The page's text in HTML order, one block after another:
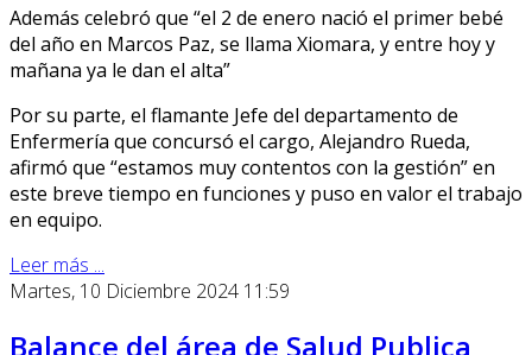
Además celebró que “el 2 de enero nació el primer bebé
del año en Marcos Paz, se llama Xiomara, y entre hoy y
mañana ya le dan el alta”
Por su parte, el flamante Jefe del departamento de
Enfermería que concursó el cargo, Alejandro Rueda,
afirmó que “estamos muy contentos con la gestión” en
este breve tiempo en funciones y puso en valor el trabajo
en equipo.
Leer más ...
Martes, 10 Diciembre 2024 11:59
Balance del área de Salud Publica